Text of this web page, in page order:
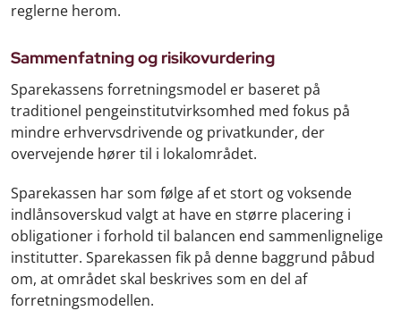
reglerne herom.
Sammenfatning og risikovurdering
Sparekassens forretningsmodel er baseret på
traditionel pengeinstitutvirksomhed med fokus på
mindre erhvervsdrivende og privatkunder, der
overvejende hører til i lokalområdet.
Sparekassen har som følge af et stort og voksende
indlånsoverskud valgt at have en større placering i
obligationer i forhold til balancen end sammenlignelige
institutter. Sparekassen fik på denne baggrund påbud
om, at området skal beskrives som en del af
forretningsmodellen.